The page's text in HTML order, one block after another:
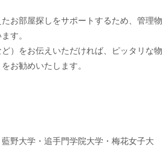
お部屋探しをサポートするため、管理物
す。
）をお伝えいただければ、ピッタリな物
お勧めいたします。
野大学・追手門学院大学・梅花女子大